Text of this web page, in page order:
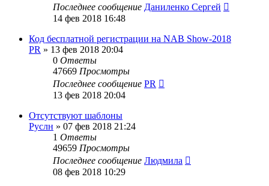
Последнее сообщение Даниленко Сергей
14 фев 2018 16:48
Код бесплатной регистрации на NAB Show-2018
PR » 13 фев 2018 20:04
0 Ответы
47669 Просмотры
Последнее сообщение PR
13 фев 2018 20:04
Отсутствуют шаблоны
Руслн » 07 фев 2018 21:24
1 Ответы
49659 Просмотры
Последнее сообщение Людмила
08 фев 2018 10:29